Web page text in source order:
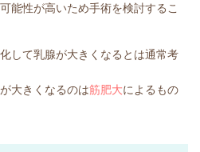
能性が高いため手術を検討するこ
して乳腺が大きくなるとは通常考
大きくなるのは筋肥大によるもの